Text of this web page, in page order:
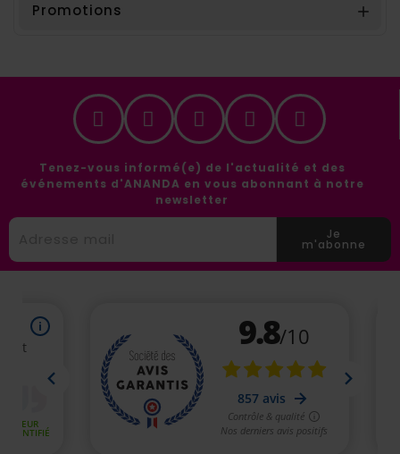
Promotions 
Tenez-vous informé(e) de l'actualité et des
événements d'ANANDA en vous abonnant à notre
newsletter
Je
m'abonne